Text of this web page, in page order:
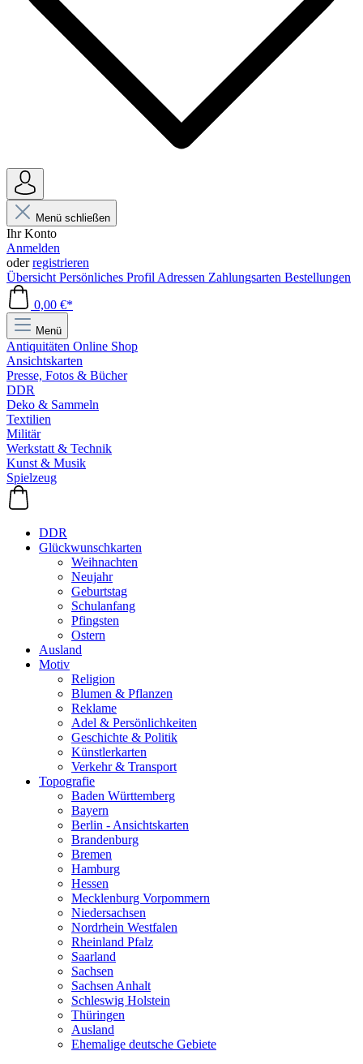
Menü schließen
Ihr Konto
Anmelden
oderregistrieren
Übersicht Persönliches Profil Adressen Zahlungsarten Bestellungen
0,00 €*
Menü
Antiquitäten Online Shop
Ansichtskarten
Presse, Fotos & Bücher
DDR
Deko & Sammeln
Textilien
Militär
Werkstatt & Technik
Kunst & Musik
Spielzeug
DDR
Glückwunschkarten
Weihnachten
Neujahr
Geburtstag
Schulanfang
Pfingsten
Ostern
Ausland
Motiv
Religion
Blumen & Pflanzen
Reklame
Adel & Persönlichkeiten
Geschichte & Politik
Künstlerkarten
Verkehr & Transport
Topografie
Baden Württemberg
Bayern
Berlin - Ansichtskarten
Brandenburg
Bremen
Hamburg
Hessen
Mecklenburg Vorpommern
Niedersachsen
Nordrhein Westfalen
Rheinland Pfalz
Saarland
Sachsen
Sachsen Anhalt
Schleswig Holstein
Thüringen
Ausland
Ehemalige deutsche Gebiete